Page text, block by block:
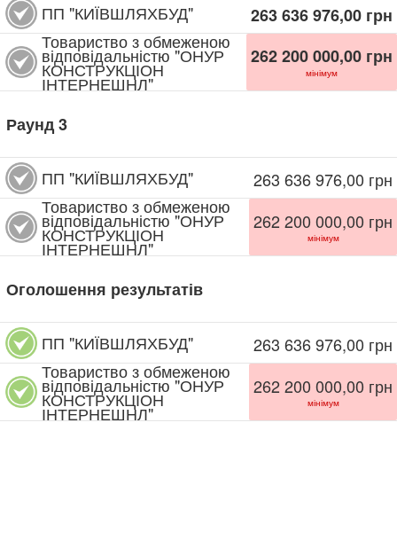
ПП "КИЇВШЛЯХБУД" 263 636 976,00 грн
Товариство з обмеженою
відповідальністю "ОНУР
КОНСТРУКЦІОН
ІНТЕРНЕШНЛ"
262 200 000,00 грн
мінімум
Раунд3
ПП "КИЇВШЛЯХБУД" 263 636 976,00 грн
Товариство з обмеженою
відповідальністю "ОНУР
КОНСТРУКЦІОН
ІНТЕРНЕШНЛ"
262 200 000,00 грн
мінімум
Оголошення результатів
ПП "КИЇВШЛЯХБУД" 263 636 976,00 грн
Товариство з обмеженою
відповідальністю "ОНУР
КОНСТРУКЦІОН
ІНТЕРНЕШНЛ"
262 200 000,00 грн
мінімум